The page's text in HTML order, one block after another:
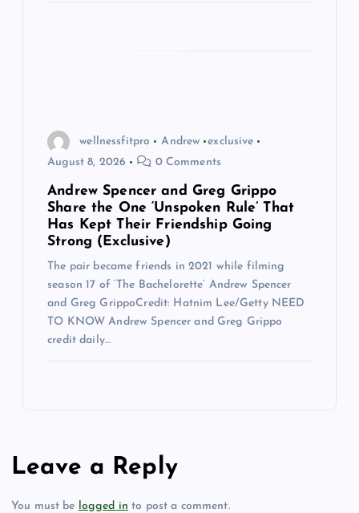
wellnessfitpro Andrew
exclusive
August 8, 2026
0 Comments
Andrew Spencer and Greg Grippo
Share the One ‘Unspoken Rule’ That
Has Kept Their Friendship Going
Strong (Exclusive)
The pair became friends in 2021 while filming
season 17 of ‘The Bachelorette’ Andrew Spencer
and Greg GrippoCredit: Hatnim Lee/Getty NEED
TO KNOW Andrew Spencer and Greg Grippo
credit daily…
Leave a Reply
You must be logged in to post a comment.